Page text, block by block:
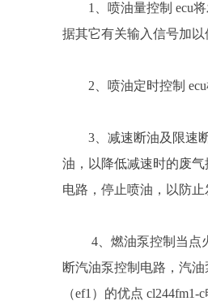
1、喷油量控制 ecu
据其它有关输入信号加以
2、喷油定时控制
3、减速断油及限速
油，以降低减速时的废
电路，停止喷油，以防
4、燃油泵控制当点
断汽油泵控制电路，汽
（ef1）的优点